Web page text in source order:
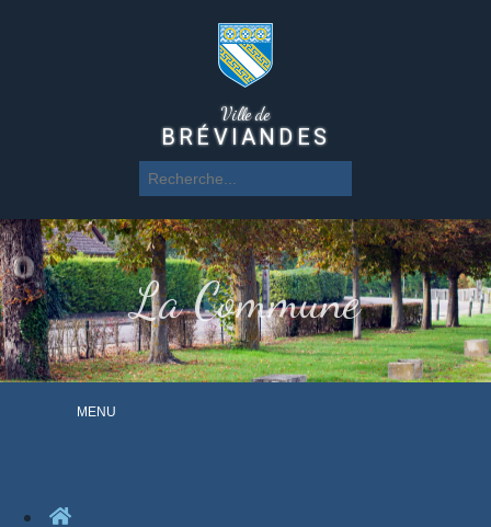
Ville de
BRÉVIANDES
La Commune
MENU